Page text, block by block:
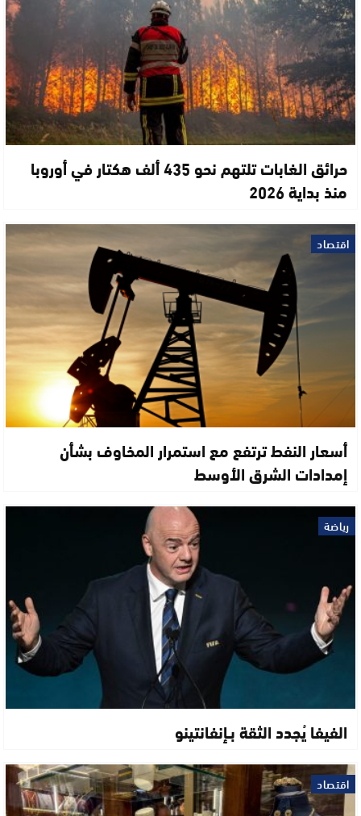
حرائق الغابات تلتهم نحو 435 ألف هكتار في أوروبا
منذ بداية 2026
اقتصاد
أسعار النفط ترتفع مع استمرار المخاوف بشأن
إمدادات الشرق الأوسط
رياضة
الفيفا يُجدد الثقة بـإنفانتينو
اقتصاد